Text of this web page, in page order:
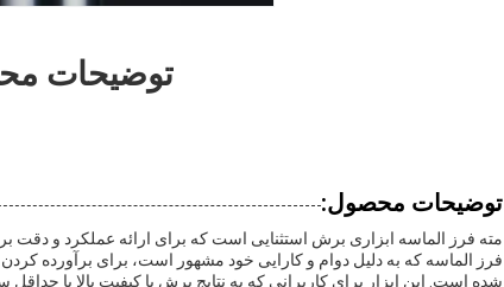
توضیحات
توضیحات محصول:
مته فرز الماسه ابزاری برش استثنایی است که برای ارائه عملکرد و
فرز الماسه که به دلیل دوام و کارایی خود مشهور است، برای برآورده
شده است. این ابزار برای کاربرانی که به نتایج برش با کیفیت بالا با حداقل